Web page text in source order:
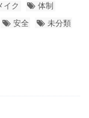
イク
体制
安全
未分類